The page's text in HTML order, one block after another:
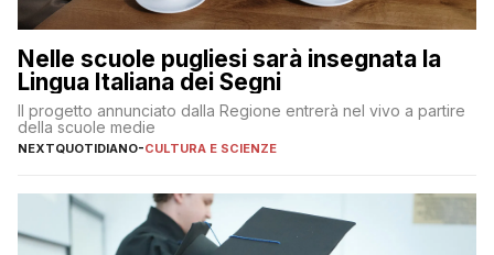
Nelle scuole pugliesi sarà insegnata la
Lingua Italiana dei Segni
Il progetto annunciato dalla Regione entrerà nel vivo a partire
della scuole medie
NEXTQUOTIDIANO-CULTURA E SCIENZE